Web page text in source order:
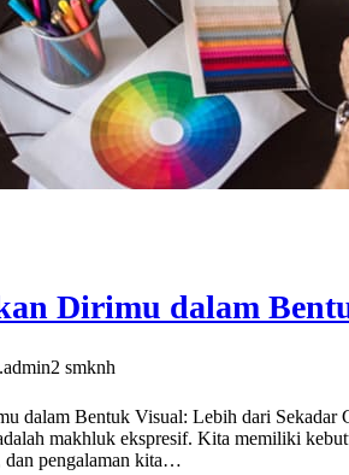
Dirimu dalam
.admin2 smknh
dalam Bentuk Visual: Lebih dari Sekadar
makhluk ekspresif. Kita memiliki
dan pengalaman kita…